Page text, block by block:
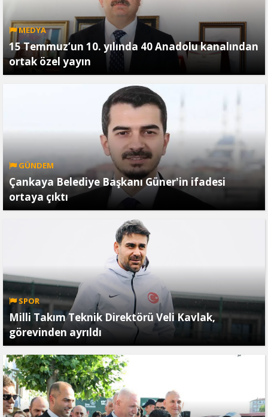
MEDYA
15 Temmuz’un 10. yılında 40 Anadolu kanalından
ortak özel yayın
GÜNDEM
Çankaya Belediye Başkanı Güner'in ifadesi
ortaya çıktı
SPOR
Milli Takım Teknik Direktörü Veli Kavlak,
görevinden ayrıldı